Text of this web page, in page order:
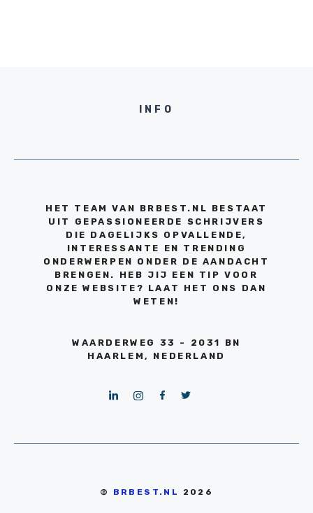
INFO
HET TEAM VAN BRBEST.NL BESTAAT
UIT GEPASSIONEERDE SCHRIJVERS
DIE DAGELIJKS OPVALLENDE,
INTERESSANTE EN TRENDING
ONDERWERPEN ONDER DE AANDACHT
BRENGEN. HEB JIJ EEN TIP VOOR
ONZE WEBSITE? LAAT HET ONS DAN
WETEN!
WAARDERWEG 33 - 2031 BN
HAARLEM, NEDERLAND
© BRBEST.NL 2026